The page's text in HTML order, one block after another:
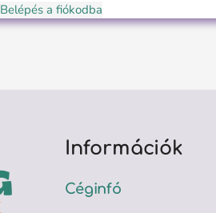
Belépés a fiókodba
Információk
Céginfó